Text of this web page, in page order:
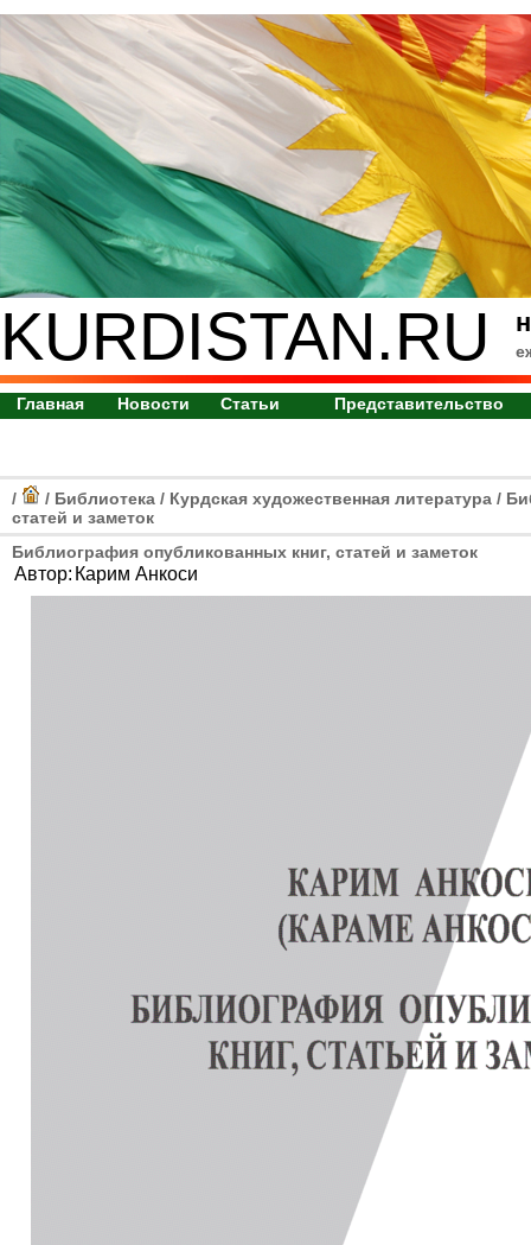
KURDISTAN.RU
Главная Новости Статьи Представительство
/ / Библиотека / Курдская художественная литература /
статей и заметок
Библиография опубликованных книг, статей и заметок
Автор: Карим Анкоси